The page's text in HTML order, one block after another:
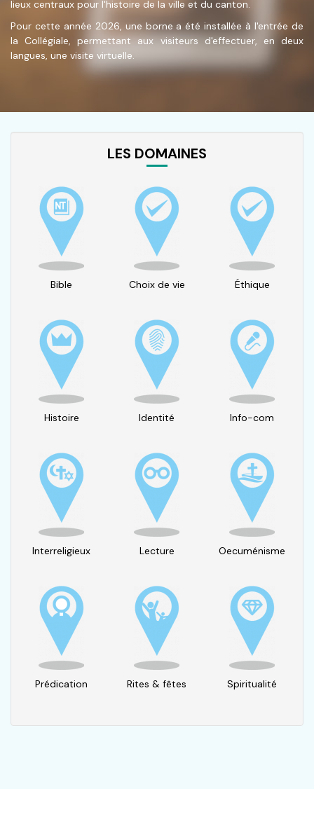
lieux centraux pour l'histoire de la ville et du canton.
Pour cette année 2026, une borne a été installée à l'entrée de
la Collégiale, permettant aux visiteurs d'effectuer, en deux
langues, une visite virtuelle.
LES DOMAINES
Bible Choix de vie Éthique
Histoire Identité Info-com
Interreligieux Lecture Oecuménisme
Prédication Rites & fêtes Spiritualité